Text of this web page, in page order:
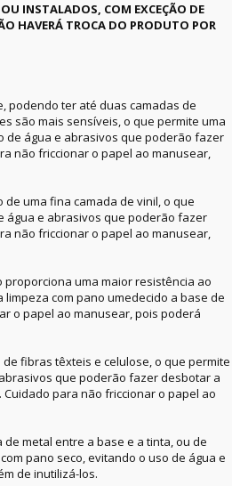
INSTALADOS, COM EXCEÇÃO DE
HAVERÁ TROCA DO PRODUTO POR
podendo ter até duas camadas de
são mais sensíveis, o que permite uma
de água e abrasivos que poderão fazer
não friccionar o papel ao manusear,
uma fina camada de vinil, o que
água e abrasivos que poderão fazer
não friccionar o papel ao manusear,
proporciona uma maior resistência ao
com pano umedecido a base de
o papel ao manusear, pois poderá
fibras têxteis e celulose, o que permite
que poderão fazer desbotar a
para não friccionar o papel ao
metal entre a base e a tinta, ou de
pano seco, evitando o uso de água e
de inutilizá-los.